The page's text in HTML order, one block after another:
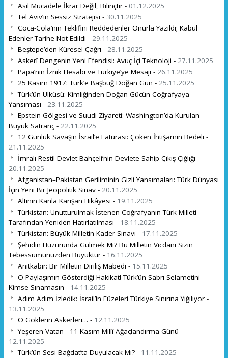
Asıl Mücadele İkrar Değil, Bilinçtir - 01.12.2025
Tel Aviv’in Sessiz Stratejisi - 30.11.2025
Coca-Cola’nın Teklifini Reddedenler Onurla Yazıldı; Kabul
Edenler Tarihe Not Edildi - 29.11.2025
Beştepe’den Küresel Çağrı - 28.11.2025
Askerî Dengenin Yeni Efendisi: Avuç İçi Teknoloji - 27.11.2025
Papa’nın İznik Hesabı ve Türkiye’ye Mesajı - 26.11.2025
25 Kasım 1917: Türk’e Başbuğ Doğan Gün - 25.11.2025
Türk’ün Ülküsü: Kimliğinden Doğan Gücün Coğrafyaya
Yansıması - 23.11.2025
Epstein Gölgesi ve Suudi Ziyareti: Washington’da Kurulan
Büyük Satranç - 22.11.2025
12 Günlük Savaşın İsrail’e Faturası: Çöken İhtişamın Bedeli -
21.11.2025
İmralı Resti! Devlet Bahçeli’nin Devlete Sahip Çıkış Çığlığı -
20.11.2025
Afganistan–Pakistan Geriliminin Gizli Yansımaları: Türk Dünyası
İçin Yeni Bir Jeopolitik Sınav - 20.11.2025
Altının Kanla Karışan Hikâyesi - 19.11.2025
Türkistan: Unutturulmak İstenen Coğrafyanın Türk Milleti
Tarafından Yeniden Hatırlatılması - 18.11.2025
Türkistan: Büyük Milletin Kader Sınavı - 17.11.2025
Şehidin Huzurunda Gülmek Mi? Bu Milletin Vicdanı Sizin
Tebessümünüzden Büyüktür - 16.11.2025
Anıtkabir: Bir Milletin Diriliş Mabedi - 15.11.2025
O Paylaşımın Gösterdiği Hakikat! Türk’ün Sabrı Selametini
Kimse Sınamasın - 14.11.2025
Adım Adım İzledik: İsrail’in Füzeleri Türkiye Sınırına Yığılıyor -
13.11.2025
O Göklerin Askerleri… - 12.11.2025
Yeşeren Vatan - 11 Kasım Millî Ağaçlandırma Günü -
12.11.2025
Türk’ün Sesi Bağdat’ta Duyulacak Mı? - 11.11.2025